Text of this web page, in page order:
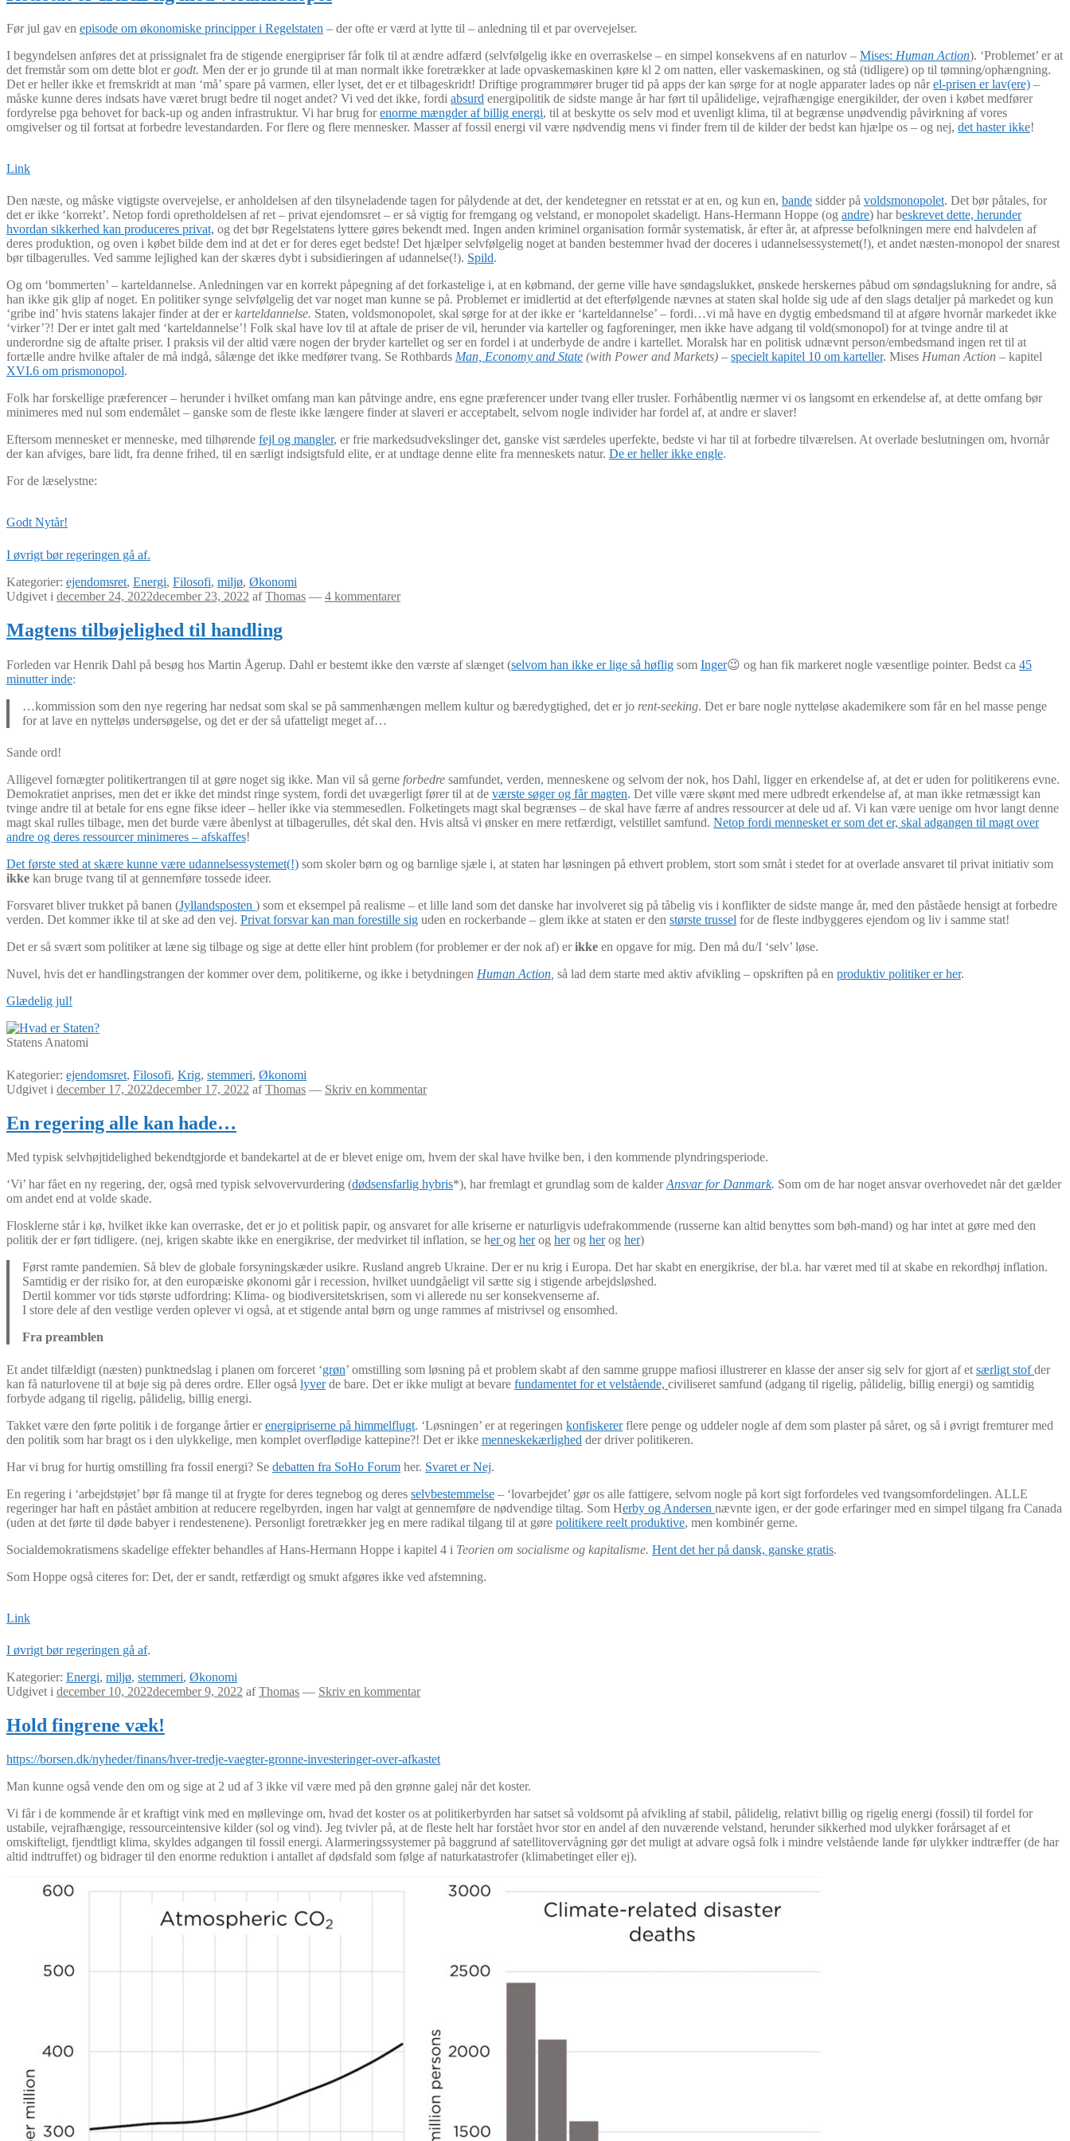
Før jul gav en episode om økonomiske principper i Regelstaten – der ofte er værd at lytte til – anledning til et par overvejelser.
I begyndelsen anføres det at prissignalet fra de stigende energipriser får folk til at ændre adfærd (selvfølgelig ikke en overraskelse – en simpel konsekvens af en naturlov – Mises: Human Action). ‘Problemet’ er at
det fremstår som om dette blot ergodt. Men der er jo grunde til at man normalt ikke foretrækker at lade opvaskemaskinen køre kl 2 om natten, eller vaskemaskinen, og stå (tidligere) op til tømning/ophængning.
Det er heller ikke et fremskridt at man ‘må’ spare på varmen, eller lyset, det er et tilbageskridt! Driftige programmører bruger tid på apps der kan sørge for at nogle apparater lades op nårel-prisen er lav(ere) –
måske kunne deres indsats have været brugt bedre til noget andet? Vi ved det ikke, fordi absurd energipolitik de sidste mange år har ført til upålidelige, vejrafhængige energikilder, der oven i købet medfører
fordyrelse pga behovet for back-up og anden infrastruktur. Vi har brug forenorme mængder af billig energi, til at beskytte os selv mod et uvenligt klima, til at begrænse unødvendig påvirkning af vores
omgivelser og til fortsat at forbedre levestandarden. For flere og flere mennesker. Masser af fossil energi vil være nødvendig mens vi finder frem til de kilder der bedst kan hjælpe os – og nej, det haster ikke!
Link
Den næste, og måske vigtigste overvejelse, er anholdelsen af den tilsyneladende tagen for pålydende at det, der kendetegner en retsstat er at en, og kun en, bande sidder på voldsmonopolet. Det bør påtales, for
det er ikke ‘korrekt’. Netop fordi opretholdelsen af ret – privat ejendomsret – er så vigtig for fremgang og velstand, er monopolet skadeligt. Hans-Hermann Hoppe (og andre) har beskrevet dette, herunder
hvordan sikkerhed kan produceres privat, og det bør Regelstatens lyttere gøres bekendt med. Ingen anden kriminel organisation formår systematisk, år efter år, at afpresse befolkningen mere end halvdelen af
deres produktion, og oven i købet bilde dem ind at det er for deres eget bedste! Det hjælper selvfølgelig noget at banden bestemmer hvad der doceres i udannelsessystemet(!), et andet næsten-monopol der snarest
bør tilbagerulles. Ved samme lejlighed kan der skæres dybt i subsidieringen af udannelse(!). Spild.
Og om ‘bommerten’ – karteldannelse. Anledningen var en korrekt påpegning af det forkastelige i, at en købmand, der gerne ville have søndagslukket, ønskede herskernes påbud om søndagslukning for andre, så
han ikke gik glip af noget. En politiker synge selvfølgelig det var noget man kunne se på. Problemet er imidlertid at det efterfølgende nævnes at staten skal holde sig ude af den slags detaljer på markedet og kun
‘gribe ind’ hvis statens lakajer finder at der erkarteldannelse. Staten, voldsmonopolet, skal sørge for at der ikke er ‘karteldannelse’ – fordi…vi må have en dygtig embedsmand til at afgøre hvornår markedet ikke
‘virker’?! Der er intet galt med ‘karteldannelse’! Folk skal have lov til at aftale de priser de vil, herunder via karteller og fagforeninger, men ikke have adgang til vold(smonopol) for at tvinge andre til at
underordne sig de aftalte priser. I praksis vil der altid være nogen der bryder kartellet og ser en fordel i at underbyde de andre i kartellet. Moralsk har en politisk udnævnt person/embedsmand ingen ret til at
fortælle andre hvilke aftaler de må indgå, sålænge det ikke medfører tvang. Se Rothbards Man, Economy and State (with Power and Markets) – specielt kapitel 10 om karteller. Mises Human Action – kapitel
XVI.6 om prismonopol.
Folk har forskellige præferencer – herunder i hvilket omfang man kan påtvinge andre, ens egne præferencer under tvang eller trusler. Forhåbentlig nærmer vi os langsomt en erkendelse af, at dette omfang bør
minimeres med nul som endemålet – ganske som de fleste ikke længere finder at slaveri er acceptabelt, selvom nogle individer har fordel af, at andre er slaver!
Eftersom mennesket er menneske, med tilhørende fejl og mangler, er frie markedsudvekslinger det, ganske vist særdeles uperfekte, bedste vi har til at forbedre tilværelsen. At overlade beslutningen om, hvornår
der kan afviges, bare lidt, fra denne frihed, til en særligt indsigtsfuld elite, er at undtage denne elite fra menneskets natur. De er heller ikke engle.
For de læselystne:
Godt Nytår!
I øvrigt bør regeringen gå af.
Kategorier: ejendomsret, Energi, Filosofi, miljø, Økonomi
Udgivet i december 24, 2022december 23, 2022 afThomas — 4 kommentarer
Magtens tilbøjelighed til handling
Forleden var Henrik Dahl på besøg hos Martin Ågerup. Dahl er bestemt ikke den værste af slænget (selvom han ikke er lige så høflig som Inger😉 og han fik markeret nogle væsentlige pointer. Bedst ca 45
minutter inde:
…kommission som den nye regering har nedsat som skal se på sammenhængen mellem kultur og bæredygtighed, det er jo rent-seeking. Det er bare nogle nytteløse akademikere som får en hel masse penge
for at lave en nytteløs undersøgelse, og det er der så ufatteligt meget af…
Sande ord!
Alligevel fornægter politikertrangen til at gøre noget sig ikke. Man vil så gerne forbedre samfundet, verden, menneskene og selvom der nok, hos Dahl, ligger en erkendelse af, at det er uden for politikerens evne.
Demokratiet anprises, men det er ikke det mindst ringe system, fordi det uvægerligt fører til at de værste søger og får magten. Det ville være skønt med mere udbredt erkendelse af, at man ikke retmæssigt kan
tvinge andre til at betale for ens egne fikse ideer – heller ikke via stemmesedlen. Folketingets magt skal begrænses – de skal have færre af andres ressourcer at dele ud af. Vi kan være uenige om hvor langt denne
magt skal rulles tilbage, men det burde være åbenlyst at tilbagerulles, dét skal den. Hvis altså vi ønsker en mere retfærdigt, velstillet samfund. Netop fordi mennesket er som det er, skal adgangen til magt over
andre og deres ressourcer minimeres – afskaffes!
Det første sted at skære kunne være udannelsessystemet(!) som skoler børn og og barnlige sjæle i, at staten har løsningen på ethvert problem, stort som småt i stedet for at overlade ansvaret til privat initiativ som
ikke kan bruge tvang til at gennemføre tossede ideer.
Forsvaret bliver trukket på banen (Jyllandsposten ) som et eksempel på realisme – et lille land som det danske har involveret sig på tåbelig vis i konflikter de sidste mange år, med den påståede hensigt at forbedre
verden. Det kommer ikke til at ske ad den vej. Privat forsvar kan man forestille sig uden en rockerbande – glem ikke at staten er den største trussel for de fleste indbyggeres ejendom og liv i samme stat!
Det er så svært som politiker at læne sig tilbage og sige at dette eller hint problem (for problemer er der nok af) erikke en opgave for mig. Den må du/I ‘selv’ løse.
Nuvel, hvis det er handlingstrangen der kommer over dem, politikerne, og ikke i betydningen Human Action, så lad dem starte med aktiv afvikling – opskriften på en produktiv politiker er her.
Glædelig jul!
Statens Anatomi
Kategorier: ejendomsret, Filosofi, Krig, stemmeri, Økonomi
Udgivet i december 17, 2022december 17, 2022 afThomas — Skriv en kommentar
En regering alle kan hade…
Med typisk selvhøjtidelighed bekendtgjorde et bandekartel at de er blevet enige om, hvem der skal have hvilke ben, i den kommende plyndringsperiode.
‘Vi’ har fået en ny regering, der, også med typisk selvovervurdering (dødsensfarlig hybris*), har fremlagt et grundlag som de kalderAnsvar for Danmark. Som om de har noget ansvar overhovedet når det gælder
om andet end at volde skade.
Flosklerne står i kø, hvilket ikke kan overraske, det er jo et politisk papir, og ansvaret for alle kriserne er naturligvis udefrakommende (russerne kan altid benyttes som bøh-mand) og har intet at gøre med den
politik der er ført tidligere. (nej, krigen skabte ikke en energikrise, der medvirket til inflation, se herog herog herog herog her)
Først ramte pandemien. Så blev de globale forsyningskæder usikre. Rusland angreb Ukraine. Der er nu krig i Europa. Det har skabt en energikrise, der bl.a. har været med til at skabe en rekordhøj inflation.
Samtidig er der risiko for, at den europæiske økonomi går i recession, hvilket uundgåeligt vil sætte sig i stigende arbejdsløshed.
Dertil kommer vor tids største udfordring: Klima- og biodiversitetskrisen, som vi allerede nu ser konsekvenserne af.
I store dele af den vestlige verden oplever vi også, at et stigende antal børn og unge rammes af mistrivsel og ensomhed.
Fra preamblen
Et andet tilfældigt (næsten) punktnedslag i planen om forceret ‘grøn’ omstilling som løsning på et problem skabt af den samme gruppe mafiosi illustrerer en klasse der anser sig selv for gjort af et særligt stofder
kan få naturlovene til at bøje sig på deres ordre. Eller også lyverde bare. Det er ikke muligt at bevare fundamentet for et velstående, civiliseret samfund (adgang til rigelig, pålidelig, billig energi) og samtidig
forbyde adgang til rigelig, pålidelig, billig energi.
Takket være den førte politik i de forgange årtier erenergipriserne på himmelflugt. ‘Løsningen’ er at regeringen konfiskererflere penge og uddeler nogle af dem som plaster på såret, og så i øvrigt fremturer med
den politik som har bragt os i den ulykkelige, men komplet overflødige kattepine?! Det er ikke menneskekærlighed der driver politikeren.
Har vi brug for hurtig omstilling fra fossil energi? Se debatten fra SoHo Forum her. Svaret er Nej.
En regering i ‘arbejdstøjet’ bør få mange til at frygte for deres tegnebog og deres selvbestemmelse – ‘lovarbejdet’ gør os alle fattigere, selvom nogle på kort sigt forfordeles ved tvangsomfordelingen. ALLE
regeringer har haft en påstået ambition at reducere regelbyrden, ingen har valgt at gennemføre de nødvendige tiltag. Som Herby og Andersen nævnte igen, er der gode erfaringer med en simpel tilgang fra Canada
(uden at det førte til døde babyer i rendestenene). Personligt foretrækker jeg en mere radikal tilgang til at gøre politikere reelt produktive, men kombinér gerne.
Socialdemokratismens skadelige effekter behandles af Hans-Hermann Hoppe i kapitel 4 i Teorien om socialisme og kapitalisme. Hent det her på dansk, ganske gratis.
Som Hoppe også citeres for: Det, der er sandt, retfærdigt og smukt afgøres ikke ved afstemning.
Link
I øvrigt bør regeringen gå af.
Kategorier: Energi, miljø, stemmeri, Økonomi
Udgivet i december 10, 2022december 9, 2022 afThomas — Skriv en kommentar
Hold fingrene væk!
https://borsen.dk/nyheder/finans/hver-tredje-vaegter-gronne-investeringer-over-afkastet
Man kunne også vende den om og sige at 2 ud af 3 ikke vil være med på den grønne galej når det koster.
Vi får i de kommende år et kraftigt vink med en møllevinge om, hvad det koster os at politikerbyrden har satset så voldsomt på afvikling af stabil, pålidelig, relativt billig og rigelig energi (fossil) til fordel for
ustabile, vejrafhængige, ressourceintensive kilder (sol og vind). Jeg tvivler på, at de fleste helt har forstået hvor stor en andel af den nuværende velstand, herunder sikkerhed mod ulykker forårsaget af et
omskifteligt, fjendtligt klima, skyldes adgangen til fossil energi. Alarmeringssystemer på baggrund af satellitovervågning gør det muligt at advare også folk i mindre velstående lande før ulykker indtræffer (de har
altid indtruffet) og bidrager til den enorme reduktion i antallet af dødsfald som følge af naturkatastrofer (klimabetinget eller ej).